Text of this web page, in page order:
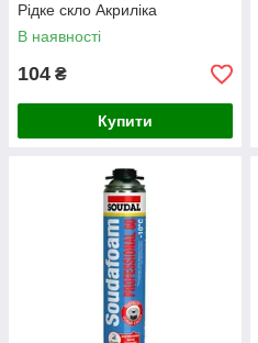
Рідке скло Акриліка
В наявності
104 ₴
Купити